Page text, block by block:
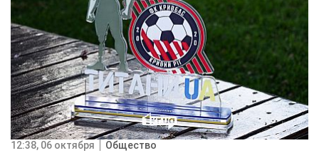
12:38, 06 октября Общество